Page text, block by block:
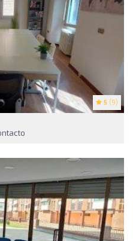
5 (9)